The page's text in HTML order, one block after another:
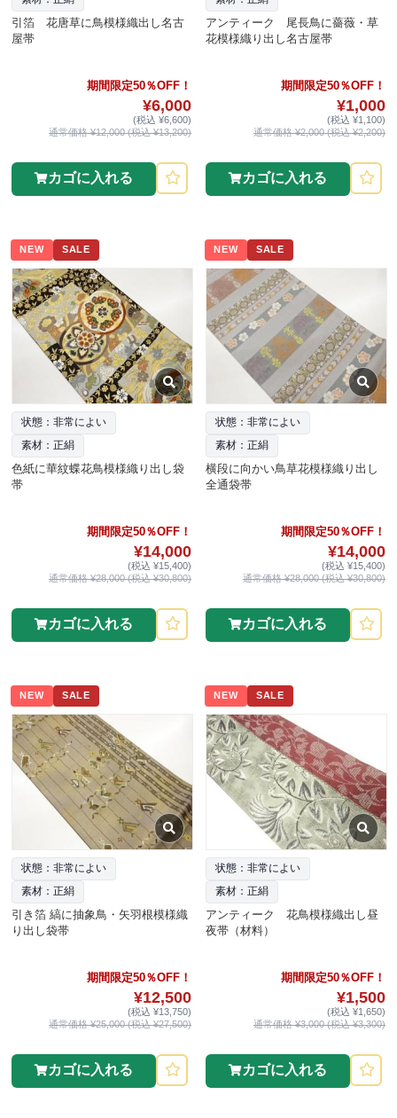
引箔 花唐草に鳥模様織出し名古
屋帯
期間限定50％OFF！
¥6,000
(税込 ¥6,600)
通常価格 ¥12,000 (税込 ¥13,200)
カゴに入れる
アンティーク 尾長鳥に薔薇・草
花模様織り出し名古屋帯
期間限定50％OFF！
¥1,000
(税込 ¥1,100)
通常価格 ¥2,000 (税込 ¥2,200)
カゴに入れる
NEW SALE
状態：非常によい
素材：正絹
色紙に華紋蝶花鳥模様織り出し袋
帯
期間限定50％OFF！
¥14,000
(税込 ¥15,400)
通常価格 ¥28,000 (税込 ¥30,800)
カゴに入れる
NEW SALE
状態：非常によい
素材：正絹
横段に向かい鳥草花模様織り出し
全通袋帯
期間限定50％OFF！
¥14,000
(税込 ¥15,400)
通常価格 ¥28,000 (税込 ¥30,800)
カゴに入れる
NEW SALE
状態：非常によい
素材：正絹
引き箔 縞に抽象鳥・矢羽根模様織
り出し袋帯
期間限定50％OFF！
¥12,500
(税込 ¥13,750)
通常価格 ¥25,000 (税込 ¥27,500)
カゴに入れる
NEW SALE
状態：非常によい
素材：正絹
アンティーク 花鳥模様織出し昼
夜帯（材料）
期間限定50％OFF！
¥1,500
(税込 ¥1,650)
通常価格 ¥3,000 (税込 ¥3,300)
カゴに入れる